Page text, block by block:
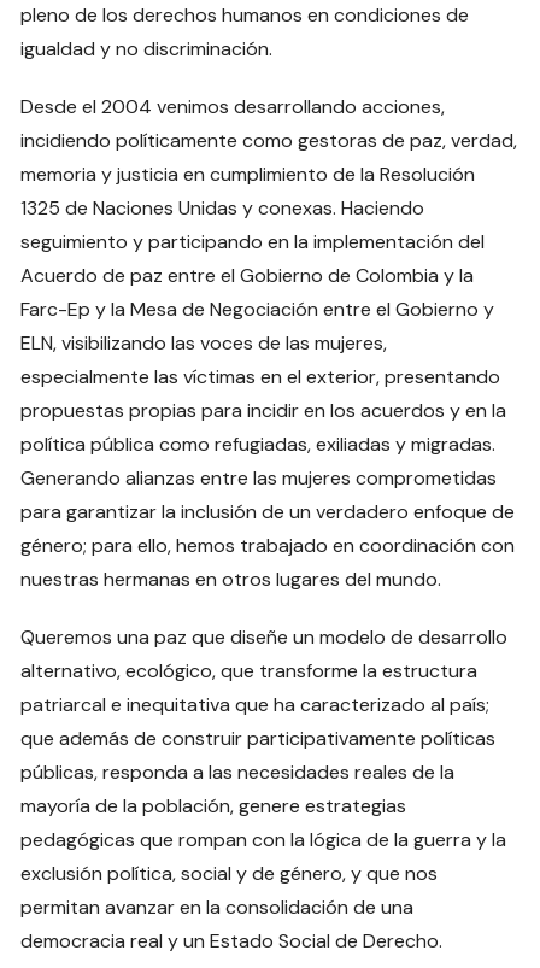
pleno de los derechos humanos en condiciones de
igualdad y no discriminación.
Desde el 2004 venimos desarrollando acciones,
incidiendo políticamente como gestoras de paz, verdad,
memoria y justicia en cumplimiento de la Resolución
1325 de Naciones Unidas y conexas. Haciendo
seguimiento y participando en la implementación del
Acuerdo de paz entre el Gobierno de Colombia y la
Farc-Ep y la Mesa de Negociación entre el Gobierno y
ELN, visibilizando las voces de las mujeres,
especialmente las víctimas en el exterior, presentando
propuestas propias para incidir en los acuerdos y en la
política pública como refugiadas, exiliadas y migradas.
Generando alianzas entre las mujeres comprometidas
para garantizar la inclusión de un verdadero enfoque de
género; para ello, hemos trabajado en coordinación con
nuestras hermanas en otros lugares del mundo.
Queremos una paz que diseñe un modelo de desarrollo
alternativo, ecológico, que transforme la estructura
patriarcal e inequitativa que ha caracterizado al país;
que además de construir participativamente políticas
públicas, responda a las necesidades reales de la
mayoría de la población, genere estrategias
pedagógicas que rompan con la lógica de la guerra y la
exclusión política, social y de género, y que nos
permitan avanzar en la consolidación de una
democracia real y un Estado Social de Derecho.